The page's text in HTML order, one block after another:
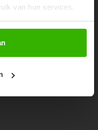
van hun services.